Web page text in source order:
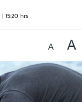
15:20 hrs